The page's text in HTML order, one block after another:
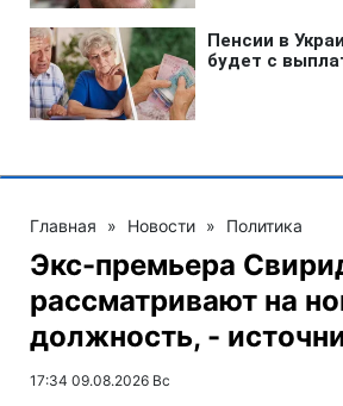
Главная » Новости » Политика
Экс-премьера
рассматривают на
должность, -
17:34 09.08.2026 Вс